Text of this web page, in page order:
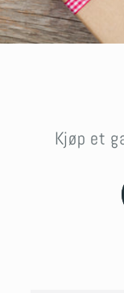
Kjøp et